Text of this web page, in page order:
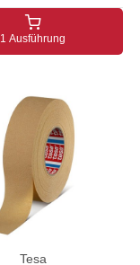
1 Ausführung
Tesa